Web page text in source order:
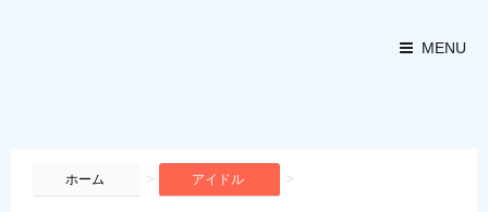
MENU
ホーム > アイドル >